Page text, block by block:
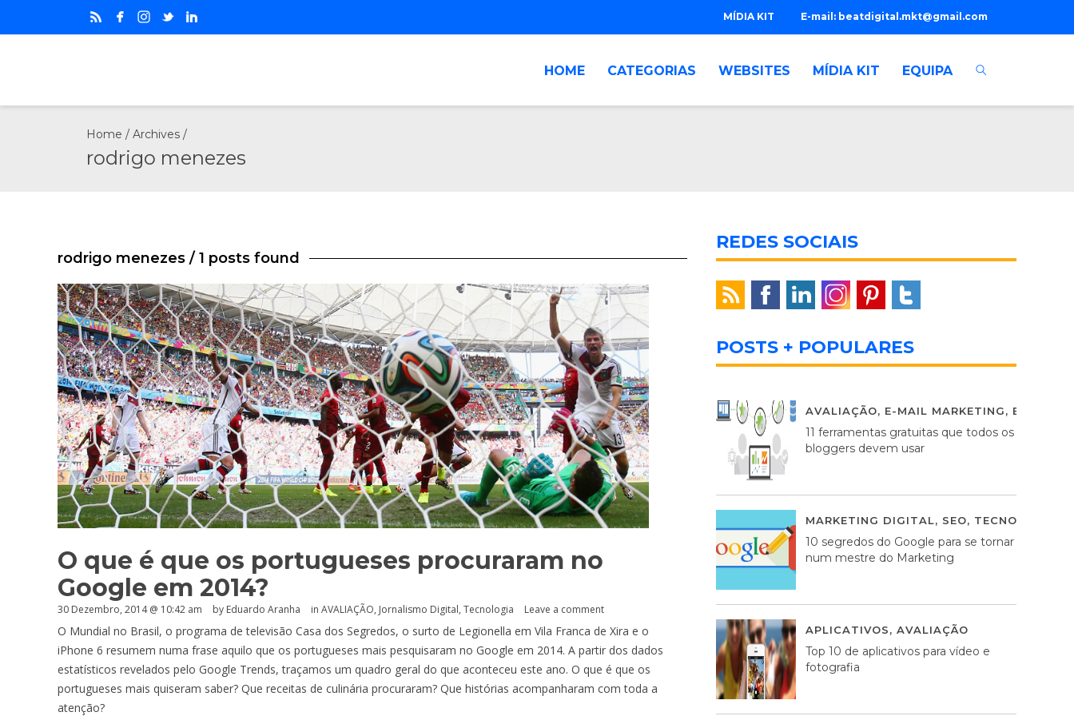
E-mail: beatdigital.mkt@gmail.com
MÍDIA KIT
HOME CATEGORIAS WEBSITES MÍDIA KIT EQUIPA
Home / Archives /
rodrigo menezes
rodrigo menezes / 1 posts found
O que é que os portugueses procuraram no
Google em 2014?
30 Dezembro, 2014 @ 10:42 am by Eduardo Aranha in AVALIAÇÃO, Jornalismo Digital, Tecnologia Leave a comment
O Mundial no Brasil, o programa de televisão Casa dos Segredos, o surto de Legionella em Vila Franca de Xira e o
iPhone 6 resumem numa frase aquilo que os portugueses mais pesquisaram no Google em 2014. A partir dos dados
estatísticos revelados pelo Google Trends, traçamos um quadro geral do que aconteceu este ano. O que é que os
portugueses mais quiseram saber? Que receitas de culinária procuraram? Que histórias acompanharam com toda a
atenção?
REDES SOCIAIS
POSTS + POPULARES
AVALIAÇÃO, E-MAIL MARKETING,
11 ferramentas gratuitas que todos os
bloggers devem usar
MARKETING DIGITAL, SEO, TECNOLOGIA
10 segredos do Google para se tornar
num mestre do Marketing
APLICATIVOS, AVALIAÇÃO
Top 10 de aplicativos para vídeo e
fotografia